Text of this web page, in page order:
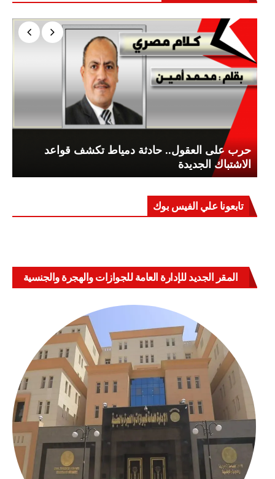
حرب على العقول.. حادثة دمياط تكشف قواعد
الاشتباك الجديدة
تابعونا علي الفيس بوك
المقر الجديد للإدارة العامة للجوازات والهجرة والجنسية